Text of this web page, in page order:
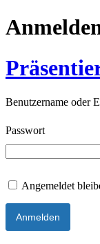
Benutzername oder
Passwort
Angemeldet